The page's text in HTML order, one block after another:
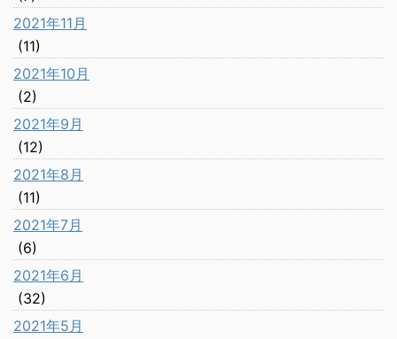
2021年11月
(11)
2021年10月
(2)
2021年9月
(12)
2021年8月
(11)
2021年7月
(6)
2021年6月
(32)
2021年5月